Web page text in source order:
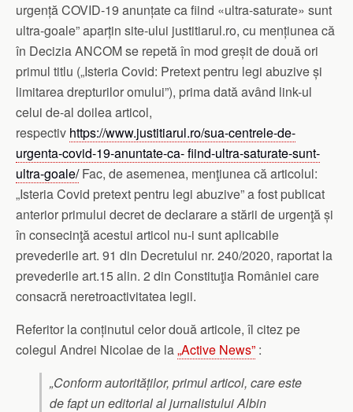
urgență COVID-19 anunțate ca fiind «ultra-saturate» sunt
ultra-goale” aparțin site-ului justitiarul.ro, cu mențiunea că
în Decizia ANCOM se repetă în mod greșit de două ori
primul titlu („Isteria Covid: Pretext pentru legi abuzive și
limitarea drepturilor omului”), prima dată având link-ul
celui de-al doilea articol,
respectiv https://www.justitiarul.ro/sua-centrele-de-
urgenta-covid-19-anuntate-ca- fiind-ultra-saturate-sunt-
ultra-goale/Fac, de asemenea, menţiunea că articolul:
„Isteria Covid pretext pentru legi abuzive” a fost publicat
anterior primului decret de declarare a stării de urgenţă și
în consecinţă acestui articol nu-i sunt aplicabile
prevederile art. 91 din Decretului nr. 240/2020, raportat la
prevederile art.15 alin. 2 din Constituţia României care
consacră neretroactivitatea legii.
Referitor la conținutul celor două articole, îl citez pe
colegul Andrei Nicolae de la„Active News” :
„Conform autorităților, primul articol, care este
de fapt un editorial al jurnalistului Albin